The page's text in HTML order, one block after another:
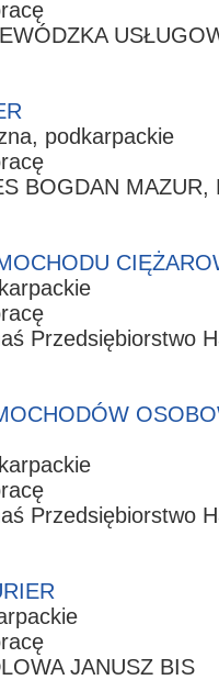
podkarpackie
BOGDAN MAZUR,
Przedsiębiorstwo
Przedsiębiorstwo
JANUSZ BIS